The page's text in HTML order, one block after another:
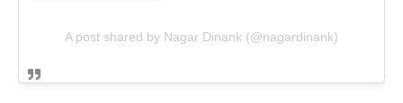
A post shared by Nagar Dinank (@nagardinank)